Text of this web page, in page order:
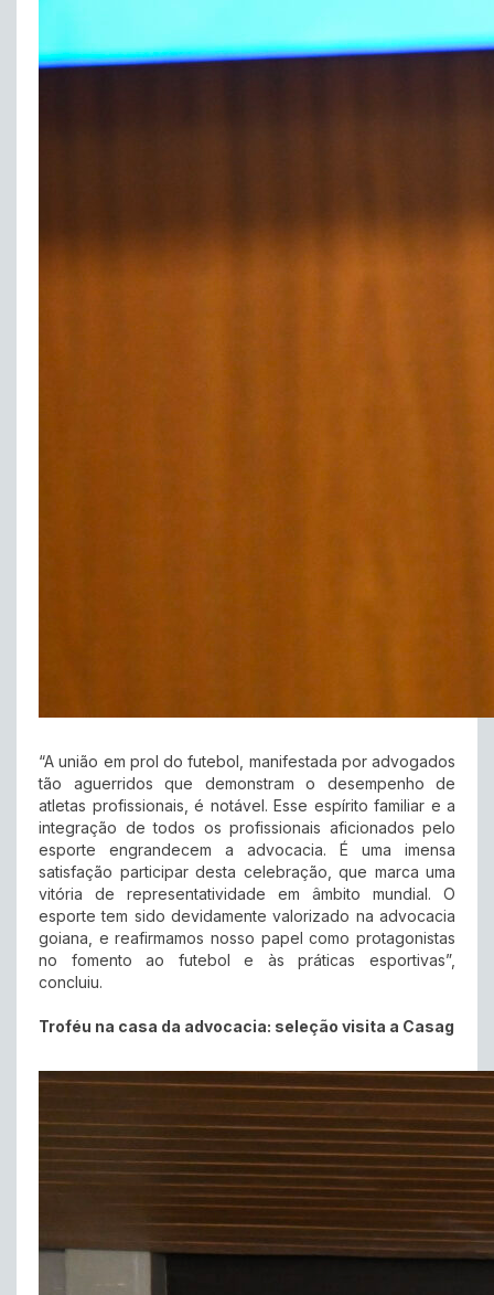
“A união em prol do futebol, manifestada por advogados
tão aguerridos que demonstram o desempenho de
atletas profissionais, é notável. Esse espírito familiar e a
integração de todos os profissionais aficionados pelo
esporte engrandecem a advocacia. É uma imensa
satisfação participar desta celebração, que marca uma
vitória de representatividade em âmbito mundial. O
esporte tem sido devidamente valorizado na advocacia
goiana, e reafirmamos nosso papel como protagonistas
no fomento ao futebol e às práticas esportivas”,
concluiu.
Troféu na casa da advocacia: seleção visita a Casag